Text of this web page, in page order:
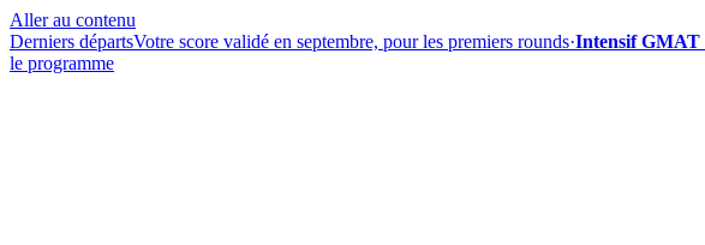
Aller au contenu
Derniers départsVotre score validé en septembre, pour les premiers rounds·Intensif GMAT
le programme